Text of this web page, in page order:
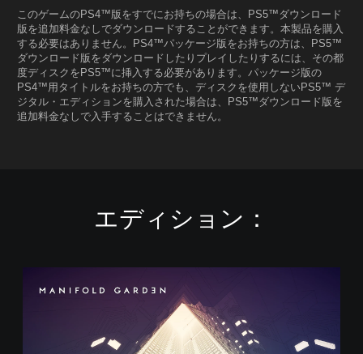
このゲームのPS4™版をすでにお持ちの場合は、PS5™ダウンロード
版を追加料金なしでダウンロードすることができます。本製品を購入
する必要はありません。PS4™パッケージ版をお持ちの方は、PS5™
ダウンロード版をダウンロードしたりプレイしたりするには、その都
度ディスクをPS5™に挿入する必要があります。パッケージ版の
PS4™用タイトルをお持ちの方でも、ディスクを使用しないPS5™ デ
ジタル・エディションを購入された場合は、PS5™ダウンロード版を
追加料金なしで入手することはできません。
エディション：